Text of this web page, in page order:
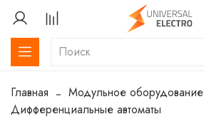
Главная
Модульное оборудование
Дифференциальные автоматы